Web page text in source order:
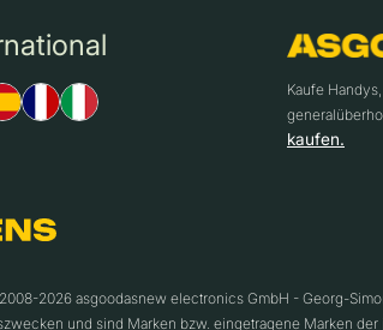
Kaufe
kaufen.
2026 asgoodasnew electronics GmbH - Georg-
und sind Marken bzw. eingetragene Marken